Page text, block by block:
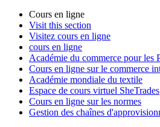
Cours en ligne
Visit this section
Visitez cours en ligne
cours en ligne
Académie du commerce pour les
Cours en ligne sur le commerce
Académie mondiale du textile
Espace de cours virtuel SheTrades
Cours en ligne sur les normes
Gestion des chaînes